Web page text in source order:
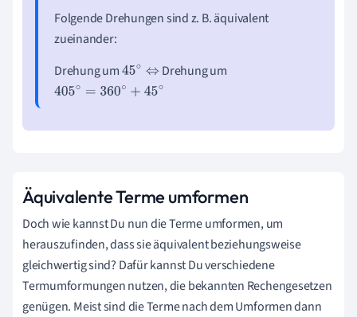
Folgende Drehungen sind z. B. äquivalent
zueinander:
Drehung um45∘ ⇔ Drehung um
405∘ =360∘+45∘
Äquivalente Terme umformen
Doch wie kannst Du nun die Terme umformen, um
herauszufinden, dass sie äquivalent beziehungsweise
gleichwertig sind? Dafür kannst Du verschiedene
Termumformungen nutzen, die bekannten Rechengesetzen
genügen. Meist sind die Terme nach dem Umformen dann